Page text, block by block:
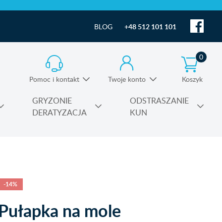
BLOG +48 512 101 101
Pomoc i kontakt Twoje konto Koszyk
0
GRYZONIE
DERATYZACJA
ODSTRASZANIE
KUN
-14%
na mole